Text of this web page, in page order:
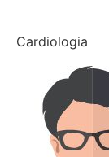
Cardiologia